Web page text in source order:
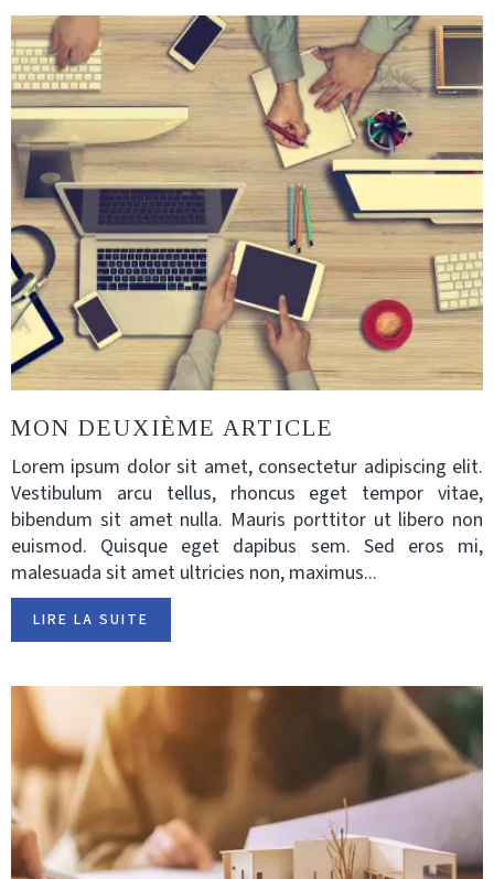
MON DEUXIÈME ARTICLE
Lorem ipsum dolor sit amet, consectetur adipiscing elit.
Vestibulum arcu tellus, rhoncus eget tempor vitae,
bibendum sit amet nulla. Mauris porttitor ut libero non
euismod. Quisque eget dapibus sem. Sed eros mi,
malesuada sit amet ultricies non, maximus...
LIRE LA SUITE